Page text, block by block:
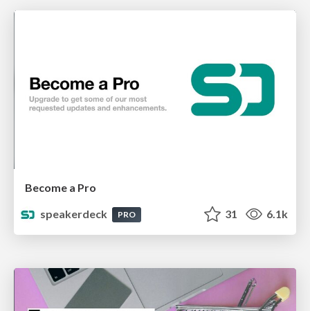
Become a Pro
speakerdeck
PRO 31 6.1k